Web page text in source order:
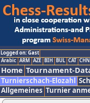
Logged on: Gast
Arabic ARM AZE BIH BUL CAT CHN
Home Tournament-
Turnierschach-Elozahl
Allgemeines Turnier